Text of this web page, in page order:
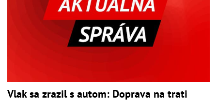
Vlak sa zrazil s autom: Doprava na trati